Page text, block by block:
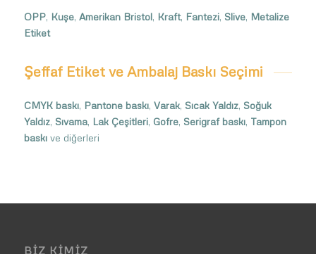
OPP, Kuşe, Amerikan Bristol, Kraft, Fantezi, Slive, Metalize
Etiket
Şeffaf Etiket ve Ambalaj Baskı Seçimi
CMYK baskı, Pantone baskı, Varak, Sıcak Yaldız, Soğuk
Yaldız, Sıvama, Lak Çeşitleri, Gofre, Serigraf baskı, Tampon
baskıve diğerleri
BIZ KIMIZ